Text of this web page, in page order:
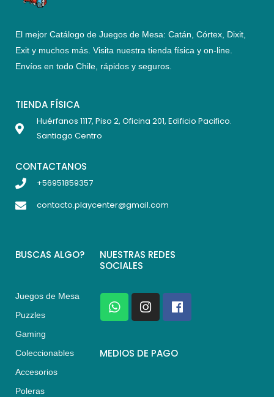
El mejor Catálogo de Juegos de Mesa: Catán, Córtex, Dixit,
Exit y muchos más. Visita nuestra tienda física y on-line.
Envíos en todo Chile, rápidos y seguros.
TIENDA FÍSICA
Huérfanos 1117, Piso 2, Oficina 201, Edificio Pacifico.
Santiago Centro
CONTACTANOS
+56951859357
contacto.playcenter@gmail.com
BUSCAS ALGO?
Juegos de Mesa
Puzzles
Gaming
Coleccionables
Accesorios
Poleras
NUESTRAS REDES
SOCIALES
W
h
a
s
I
n
s
a
F
a
c
b
MEDIOS DE PAGO